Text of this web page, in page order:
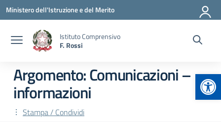
Vai ai contenuti
Vai al menu di navigazione
Vai al footer
Ministero dell'Istruzione e del Merito
Istituto Comprensivo
F. Rossi
Argomento: Comunicazioni –
informazioni
Stampa / Condividi